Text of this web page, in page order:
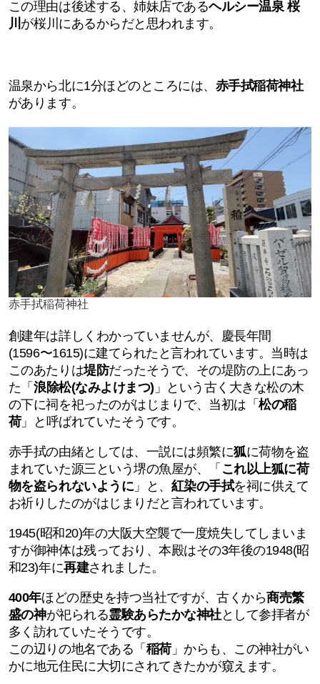
この理由は後述する、姉妹店であるヘルシー温泉 桜
川 が桜川にあるからだと思われます。
温泉から北に1分ほどのところには、 赤手拭稲荷神社
があります。
赤手拭稲荷神社
創建年は詳しくわかっていませんが、慶長年間
(1596〜1615)に建てられたと言われています。当時は
このあたりは堤防だったそうで、その堤防の上にあっ
た「 浪除松(なみよけまつ) 」という古く大きな松の木
の下に祠を祀ったのがはじまりで、当初は「松の稲
荷」と呼ばれていたそうです。
赤手拭の由緒としては、一説には頻繁に狐に荷物を盗
まれていた源三という堺の魚屋が、「 これ以上狐に荷
物を盗られないように 」と、 紅染の手拭を祠に供えて
お祈りしたのがはじまりだと言われています。
1945(昭和20)年の大阪大空襲で一度焼失してしまいま
すが御神体は残っており、本殿はその3年後の1948(昭
和23)年に再建されました。
400年ほどの歴史を持つ当社ですが、古くから商売繁
盛の神が祀られる霊験あらたかな神社として参拝者が
多く訪れていたそうです。
この辺りの地名である「 稲荷」からも、この神社がい
かに地元住民に大切にされてきたかが窺えます。